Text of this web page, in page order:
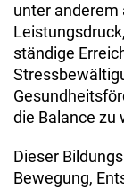
unter anderem
ständige
die Balance zu
Dieser
Bewegung,